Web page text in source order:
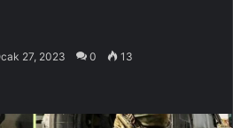
27, 2023 0 13